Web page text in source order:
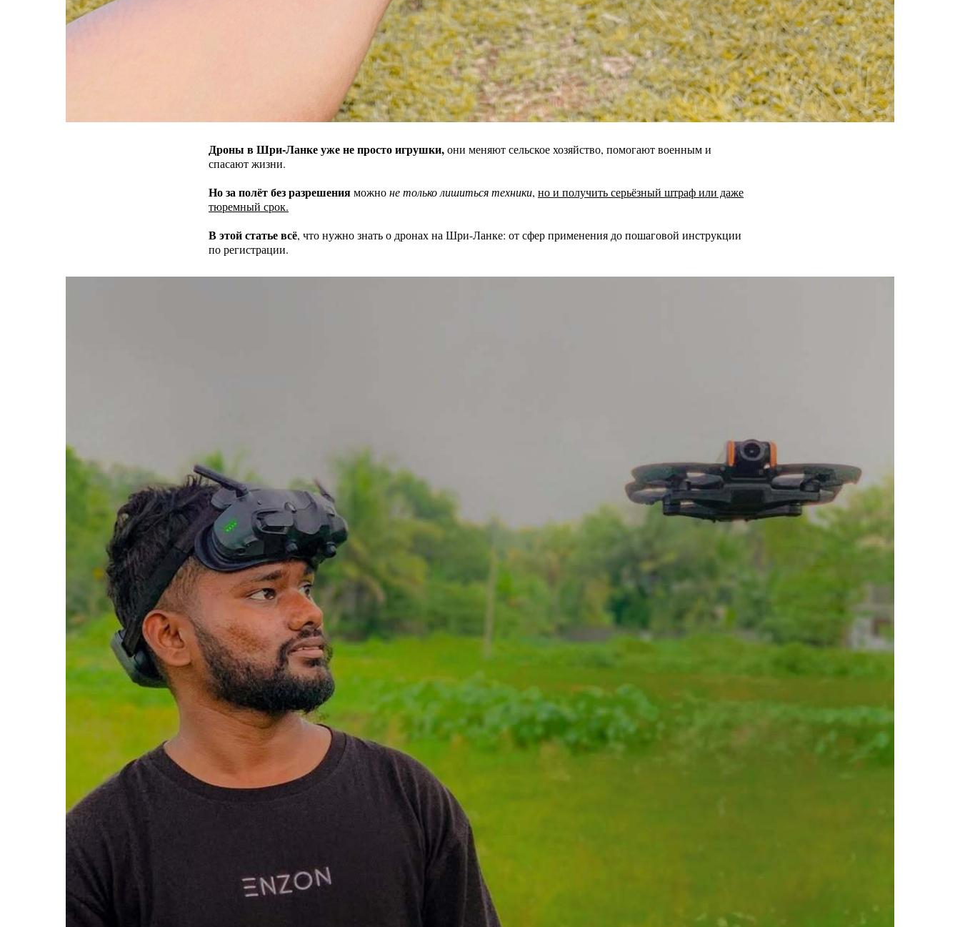
Дроны в Шри-Ланке уже не просто игрушки,они меняют сельское хозяйство, помогают военным и
спасают жизни.
Но за полёт без разрешенияможноне только лишиться техники, но и получить серьёзный штраф или даже
тюремный срок.
В этой статье всё, что нужно знать о дронах на Шри-Ланке: от сфер применения до пошаговой инструкции
по регистрации.